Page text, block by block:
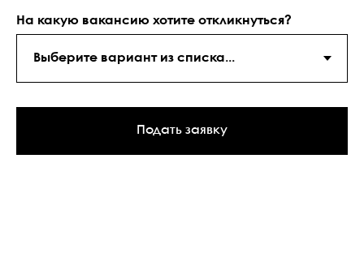
На какую вакансию хотите откликнуться?
Подать заявку